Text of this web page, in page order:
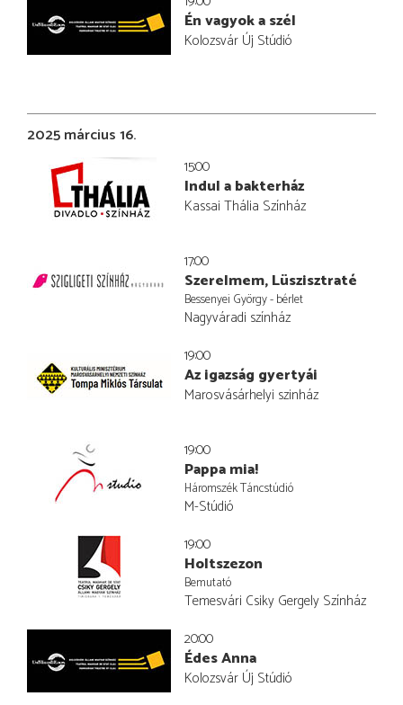
Én vagyok a szél
Kolozsvár Új Stúdió
2025 március 16.
15:00
Indul a bakterház
Kassai Thália Színház
17:00
Szerelmem, Lüszisztraté
Bessenyei György - bérlet
Nagyváradi színház
19:00
Az igazság gyertyái
Marosvásárhelyi szinház
19:00
Pappa mia!
Háromszék Táncstúdió
M-Stúdió
19:00
Holtszezon
Bemutató
Temesvári Csiky Gergely Színház
20:00
Édes Anna
Kolozsvár Új Stúdió